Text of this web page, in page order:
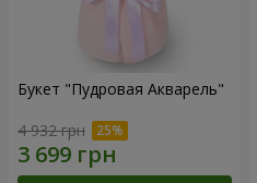
Букет "Пудровая Акварель"
4 932 грн